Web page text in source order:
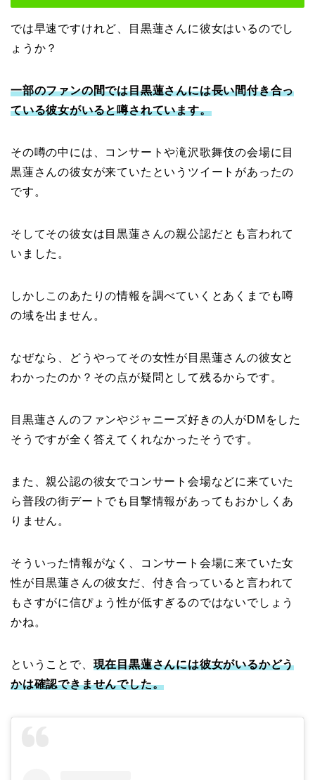
では早速ですけれど、目黒蓮さんに彼女はいるのでし
ょうか？
一部のファンの間では目黒蓮さんには長い間付き合っ
ている彼女がいると噂されています。
その噂の中には、コンサートや滝沢歌舞伎の会場に目
黒蓮さんの彼女が来ていたというツイートがあったの
です。
そしてその彼女は目黒蓮さんの親公認だとも言われて
いました。
しかしこのあたりの情報を調べていくとあくまでも噂
の域を出ません。
なぜなら、どうやってその女性が目黒蓮さんの彼女と
わかったのか？その点が疑問として残るからです。
目黒蓮さんのファンやジャニーズ好きの人がDMをした
そうですが全く答えてくれなかったそうです。
また、親公認の彼女でコンサート会場などに来ていた
ら普段の街デートでも目撃情報があってもおかしくあ
りません。
そういった情報がなく、コンサート会場に来ていた女
性が目黒蓮さんの彼女だ、付き合っていると言われて
もさすがに信ぴょう性が低すぎるのではないでしょう
かね。
ということで、 現在目黒蓮さんには彼女がいるかどう
かは確認できませんでした。